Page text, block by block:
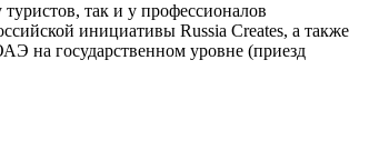
так и у профессионалов
инициативы Russia Creates, а также
на государственном уровне (приезд